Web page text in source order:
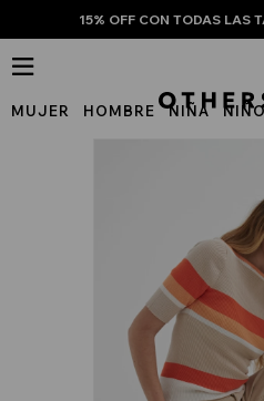
15% OFF CON TODAS LAS
MUJER HOMBRE NIÑA
